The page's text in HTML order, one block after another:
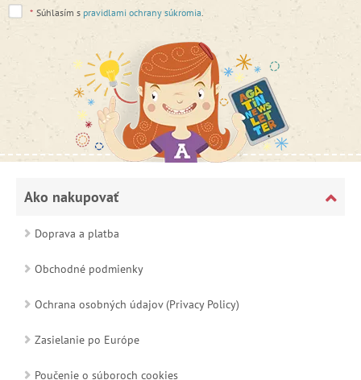
* Súhlasím s pravidlami ochrany súkromia
Ako nakupovať
Doprava a platba
Obchodné podmienky
Ochrana osobných údajov (Privacy Policy)
Zasielanie po Európe
Poučenie o súboroch cookies